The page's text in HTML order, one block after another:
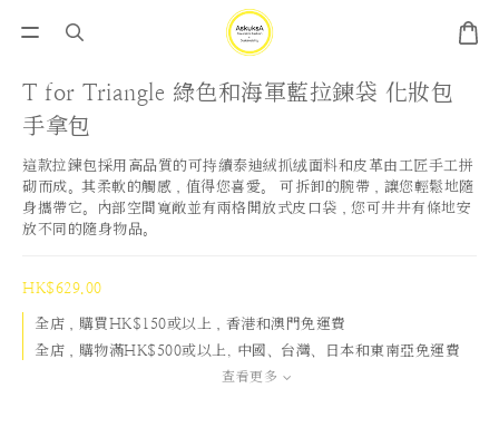
T for Triangle 綠色和海軍藍拉鍊袋 化妝包
手拿包
這款拉鍊包採用高品質的可持續泰迪絨抓绒面料和皮革由工匠手工拼
砌而成。其柔軟的觸感，值得您喜愛。 可拆卸的腕帶，讓您輕鬆地隨
身攜帶它。內部空間寬敞並有兩格開放式皮口袋，您可井井有條地安
放不同的隨身物品。
HK$629.00
全店，購買HK$150或以上，香港和澳門免運費
全店，購物滿HK$500或以上, 中國、台灣、日本和東南亞免運費
查看更多